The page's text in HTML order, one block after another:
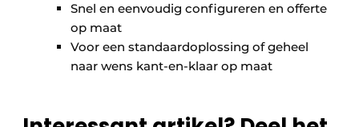
Snel en eenvoudig configureren en offerte
op maat
Voor een standaardoplossing of geheel
naar wens kant-en-klaar op maat